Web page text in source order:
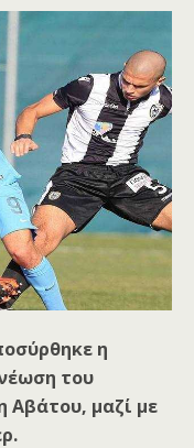
η
του
Αβάτου, μαζί με